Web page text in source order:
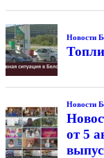
Новости
Новости
от 5